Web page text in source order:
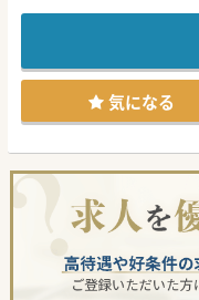
気になる